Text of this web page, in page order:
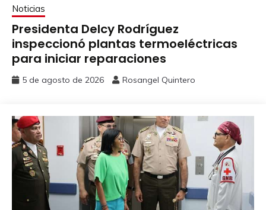
Noticias
Presidenta Delcy Rodríguez
inspeccionó plantas termoeléctricas
para iniciar reparaciones
5 de agosto de 2026 Rosangel Quintero